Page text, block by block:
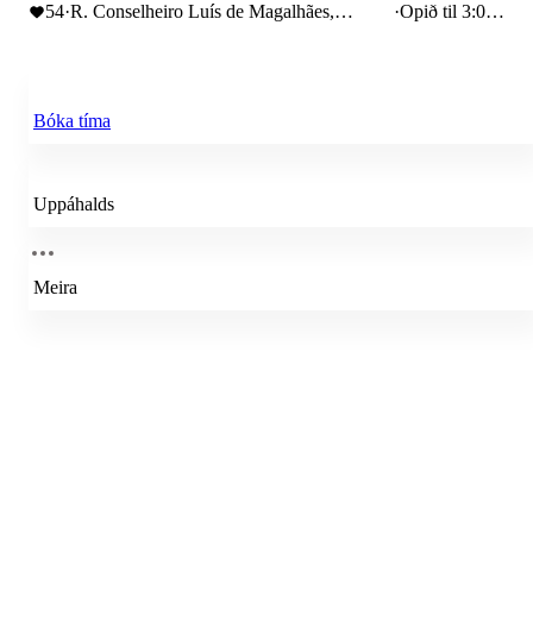
54·R. Conselheiro Luís de Magalhães,
·Opið til 3:00
Bóka tíma
Uppáhalds
Meira